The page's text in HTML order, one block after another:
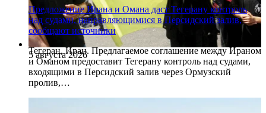
5 августа 2026
Предложение Ирана и Омана даст Тегерану контроль
над судами, направляющимися в Персидский залив,
сообщают источники
Тегеран, Иран. Предлагаемое соглашение между Ираном
и Оманом предоставит Тегерану контроль над судами,
входящими в Персидский залив через Ормузский
пролив,…